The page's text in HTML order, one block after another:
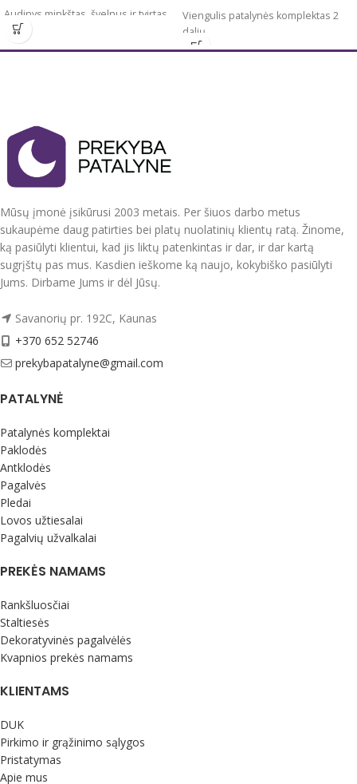
Audinys minkštas, švelnus ir tvirtas.
Aukščiausia kokybė
100% medvilnė
pavaizduota nuotraukoje.
Viengulis patalynės komplektas 2
dalių
Užvalkalas antklodei 140x200/220
Nedažo, nesiburbuliuoja, spec.
technologijos dėka mažai glamžosi.
Supakuotas į praktišką maišelį su
užtrauktuku, kurį jūsų vaikas galės ir
Mūsų įmonė įsikūrusi 2003 metais. Per šiuos darbo metus
sukaupėme daug patirties bei platų nuolatinių klientų ratą. Žinome,
ką pasiūlyti klientui, kad jis liktų patenkintas ir dar, ir dar kartą
sugrįštų pas mus. Kasdien ieškome ką naujo, kokybiško pasiūlyti
Jums. Dirbame Jums ir dėl Jūsų.
Savanorių pr. 192C, Kaunas
+370 652 52746
prekybapatalyne@gmail.com
PATALYNĖ
Patalynės komplektai
Paklodės
Antklodės
Pagalvės
Pledai
Lovos užtiesalai
Pagalvių užvalkalai
PREKĖS NAMAMS
Rankšluosčiai
Staltiesės
Dekoratyvinės pagalvėlės
Kvapnios prekės namams
KLIENTAMS
DUK
Pirkimo ir grąžinimo sąlygos
Pristatymas
Apie mus